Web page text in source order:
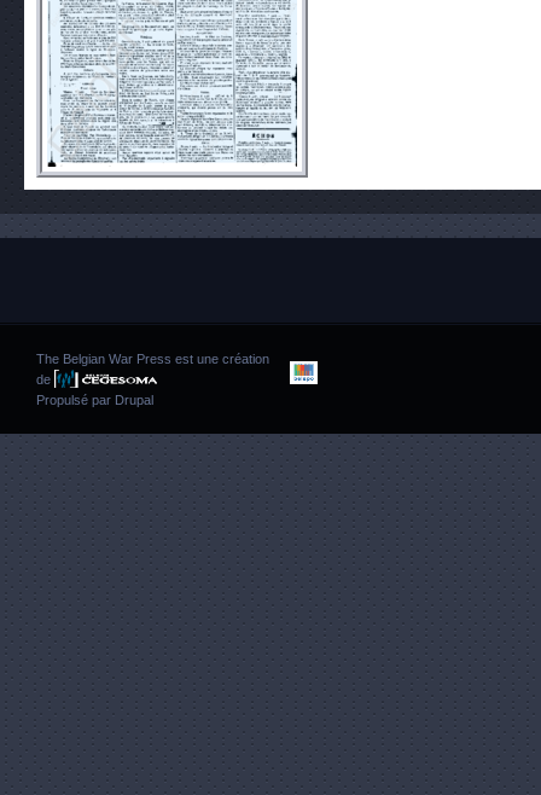
The Belgian War Press est une création
de
Propulsé par Drupal